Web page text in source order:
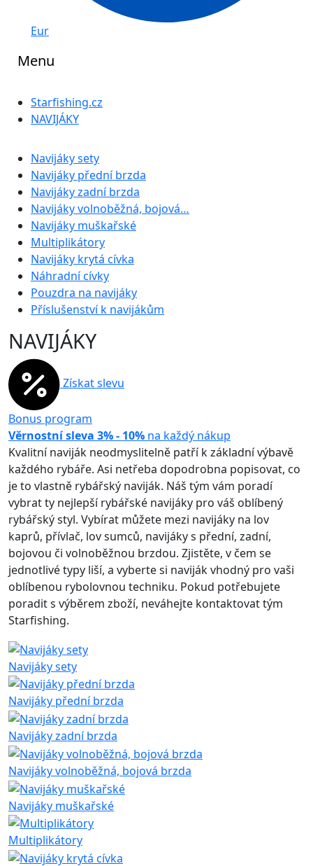
Eur
Menu
Starfishing.cz
NAVIJÁKY
Navijáky sety
Navijáky přední brzda
Navijáky zadní brzda
Navijáky volnoběžná, bojová…
Navijáky muškařské
Multiplikátory
Navijáky krytá cívka
Náhradní cívky
Pouzdra na navijáky
Příslušenství k navijákům
NAVIJÁKY
Získat slevu
Bonus program
Věrnostní sleva 3% - 10% na každý nákup
Kvalitní naviják neodmyslitelně patří k základní výbavě
každého rybáře. Asi netřeba dopodrobna popisovat, co
je to vlastně rybářský naviják. Náš tým vám poradí
vybrat ty nejlepší rybářské navijáky pro váš oblíbený
rybářský styl. Vybírat můžete mezi navijáky na lov
kaprů, přívlač, lov sumců, navijáky s přední, zadní,
bojovou či volnoběžnou brzdou. Zjistěte, v čem se
jednotlivé typy liší, a vyberte si naviják vhodný pro vaši
oblíbenou rybolovnou techniku. Pokud potřebujete
poradit s výběrem zboží, neváhejte kontaktovat tým
Starfishing.
Navijáky sety
Navijáky přední brzda
Navijáky zadní brzda
Navijáky volnoběžná, bojová brzda
Navijáky muškařské
Multiplikátory